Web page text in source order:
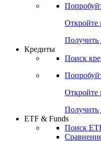
Поиск
Откройте
Получить
Поиск
Откройте